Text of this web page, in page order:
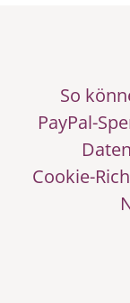
So
PayPal-
Cookie-